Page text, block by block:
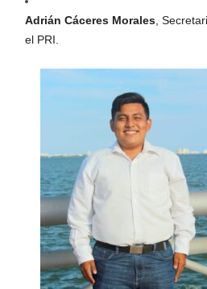
Adrián Cáceres Morales,
el PRI.